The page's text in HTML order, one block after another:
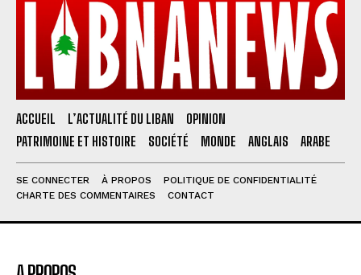
ACCUEIL L’ACTUALITÉ DU LIBAN
OPINION
PATRIMOINE ET HISTOIRE
SOCIÉTÉ MONDE ANGLAIS ARABE
SE CONNECTER À PROPOS
POLITIQUE DE CONFIDENTIALITÉ
CHARTE DES COMMENTAIRES
CONTACT